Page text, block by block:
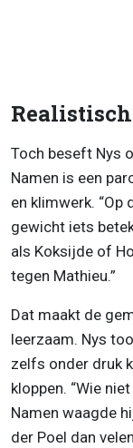
Toch beseft Nys
Namen is een
en klimwerk.
gewicht iets
als Koksijde of
tegen Mathieu.”
Dat maakt de
leerzaam. Nys
zelfs onder druk
kloppen. “Wie
Namen waagde
der Poel dan